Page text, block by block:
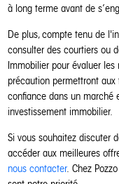
à long terme avant de
De plus, compte tenu de
consulter des courtiers ou
Immobilier pour évaluer
précaution permettront
confiance dans un marché
investissement immobilier.
Si vous souhaitez discuter
accéder aux meilleures
nous contacter. Chez